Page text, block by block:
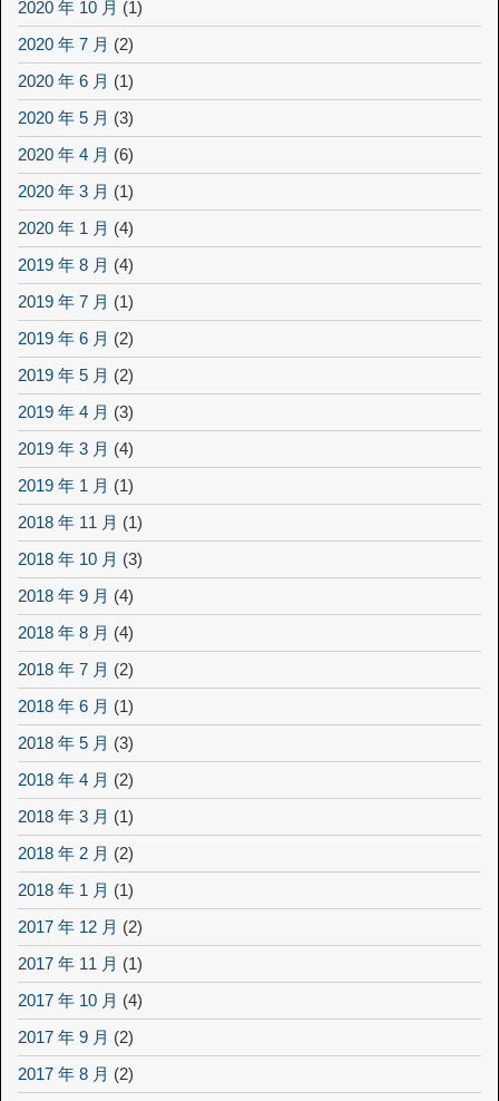
2020 年 10 月 (1)
2020 年 7 月 (2)
2020 年 6 月 (1)
2020 年 5 月 (3)
2020 年 4 月 (6)
2020 年 3 月 (1)
2020 年 1 月 (4)
2019 年 8 月 (4)
2019 年 7 月 (1)
2019 年 6 月 (2)
2019 年 5 月 (2)
2019 年 4 月 (3)
2019 年 3 月 (4)
2019 年 1 月 (1)
2018 年 11 月 (1)
2018 年 10 月 (3)
2018 年 9 月 (4)
2018 年 8 月 (4)
2018 年 7 月 (2)
2018 年 6 月 (1)
2018 年 5 月 (3)
2018 年 4 月 (2)
2018 年 3 月 (1)
2018 年 2 月 (2)
2018 年 1 月 (1)
2017 年 12 月 (2)
2017 年 11 月 (1)
2017 年 10 月 (4)
2017 年 9 月 (2)
2017 年 8 月 (2)